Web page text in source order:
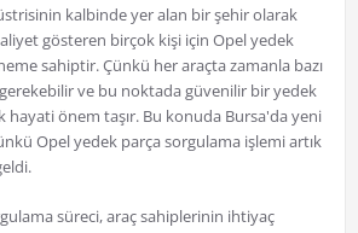
kalbinde yer alan bir şehir olarak
gösteren birçok kişi için Opel yedek
sahiptir. Çünkü her araçta zamanla bazı
ve bu noktada güvenilir bir yedek
hayati önem taşır. Bu konuda Bursa'da yeni
Opel yedek parça sorgulama işlemi artık
süreci, araç sahiplerinin ihtiyaç